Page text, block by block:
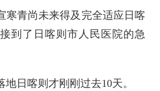
寒青尚未来得及完全适应日喀
到了日喀则市人民医院的急
日喀则才刚刚过去10天。